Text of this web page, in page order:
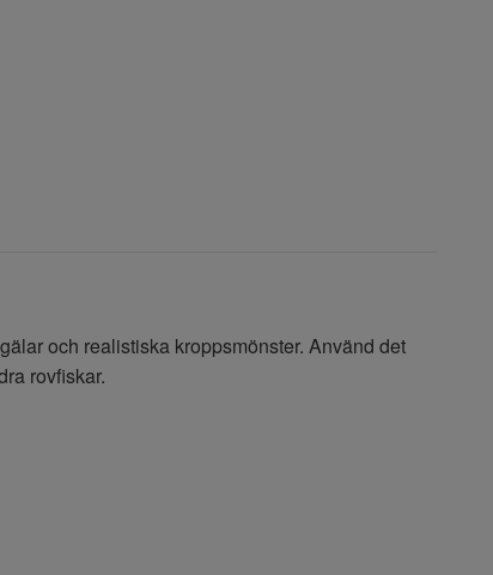
och realistiska kroppsmönster. Använd det
rovfiskar.